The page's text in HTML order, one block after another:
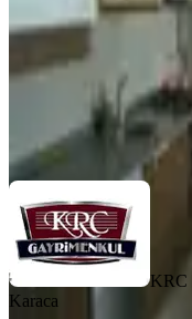
KRC Emlak Gayrimenkul
Ara
KRC
Karaca